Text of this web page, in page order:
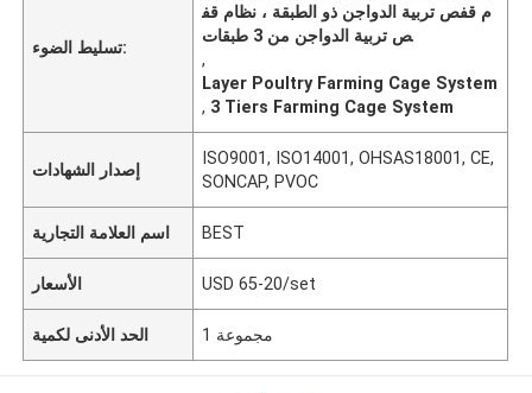
تسليط الضوء:
م قفص تربية الدواجن ذو الطبقة ، نظام قف
ص تربية الدواجن من 3 طبقات
,
Layer Poultry Farming Cage System
, 3 Tiers Farming Cage System
إصدار الشهادات
ISO9001, ISO14001, OHSAS18001, CE,
SONCAP, PVOC
اسم العلامة التجارية BEST
الأسعار USD 65-20/set
الحد الأدنى لكمية 1 مجموعة